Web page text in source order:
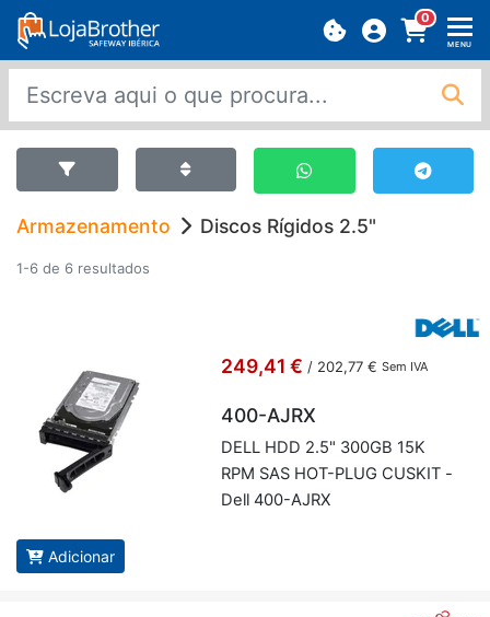
0
MENU
Armazenamento Discos Rígidos 2.5"
1-6 de 6 resultados
249,41 € / 202,77 € Sem IVA
400-AJRX
DELL HDD 2.5" 300GB 15K
RPM SAS HOT-PLUG CUSKIT -
Dell 400-AJRX
Adicionar